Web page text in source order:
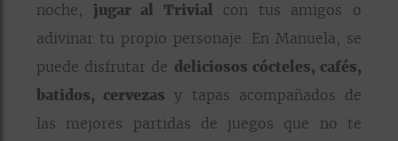
noche, jugar al Trivial con tus amigos o
adivinar tu propio personaje. En Manuela, se
puede disfrutar de deliciosos cócteles, cafés,
batidos, cervezas y tapas acompañados de
las mejores partidas de juegos que no te